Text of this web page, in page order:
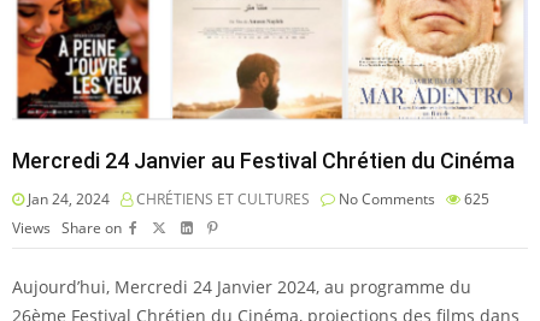
Mercredi 24 Janvier au Festival Chrétien du Cinéma
Jan 24, 2024 CHRÉTIENS ET CULTURES No Comments
625
Views Share on
Aujourd’hui, Mercredi 24 Janvier 2024, au programme du
26ème Festival Chrétien du Cinéma, projections des films dans